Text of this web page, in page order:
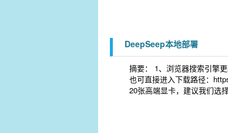
DeepSeep本地部署
摘要： 1、浏览器搜索引擎
也可直接进入下载路径：
20张高端显卡，建议我们选